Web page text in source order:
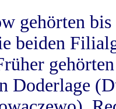
gehörten
beiden
Doderlage